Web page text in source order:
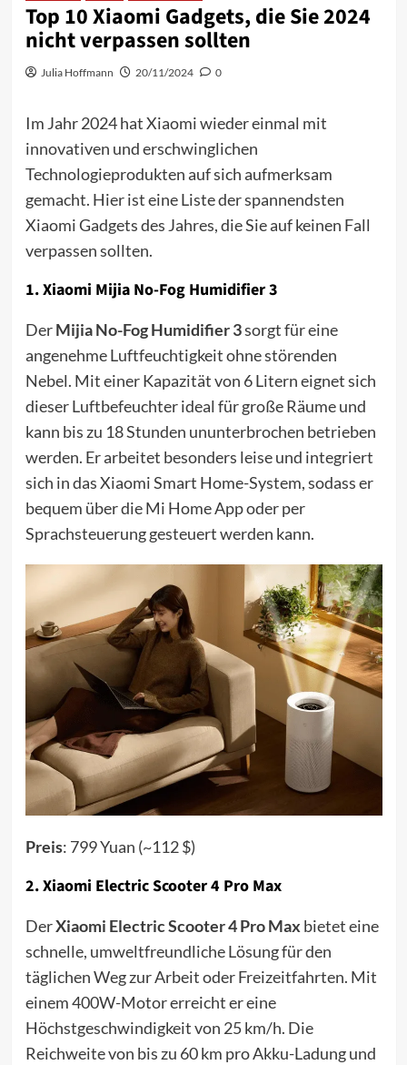
Top 10 Xiaomi Gadgets, die Sie 2024
nicht verpassen sollten
Julia Hoffmann 20/11/2024 0
Im Jahr 2024 hat Xiaomi wieder einmal mit
innovativen und erschwinglichen
Technologieprodukten auf sich aufmerksam
gemacht. Hier ist eine Liste der spannendsten
Xiaomi Gadgets des Jahres, die Sie auf keinen Fall
verpassen sollten.
1.Xiaomi Mijia No-Fog Humidifier 3
DerMijia No-Fog Humidifier 3sorgt für eine
angenehme Luftfeuchtigkeit ohne störenden
Nebel. Mit einer Kapazität von 6 Litern eignet sich
dieser Luftbefeuchter ideal für große Räume und
kann bis zu 18 Stunden ununterbrochen betrieben
werden. Er arbeitet besonders leise und integriert
sich in das Xiaomi Smart Home-System, sodass er
bequem über die Mi Home App oder per
Sprachsteuerung gesteuert werden kann.
Preis: 799 Yuan (~112 $)
2.Xiaomi Electric Scooter 4 Pro Max
DerXiaomi Electric Scooter 4 Pro Max bietet eine
schnelle, umweltfreundliche Lösung für den
täglichen Weg zur Arbeit oder Freizeitfahrten. Mit
einem 400W-Motor erreicht er eine
Höchstgeschwindigkeit von 25 km/h. Die
Reichweite von bis zu 60 km pro Akku-Ladung und